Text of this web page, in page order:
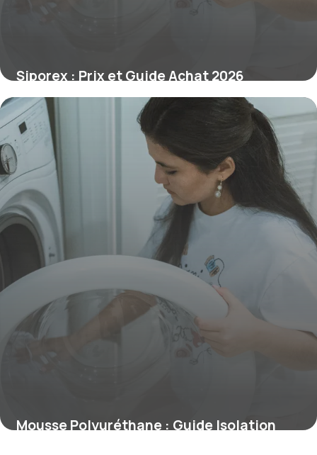
Siporex : Prix et Guide Achat 2026
26 juin 2026
Mousse Polyuréthane : Guide Isolation